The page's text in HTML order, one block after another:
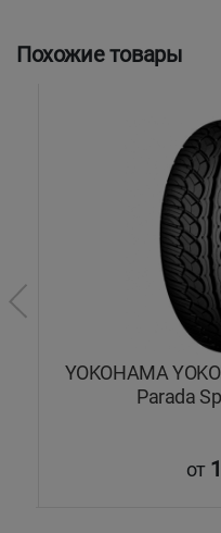
Похожие товары
YOKOHAMA
Parada
от